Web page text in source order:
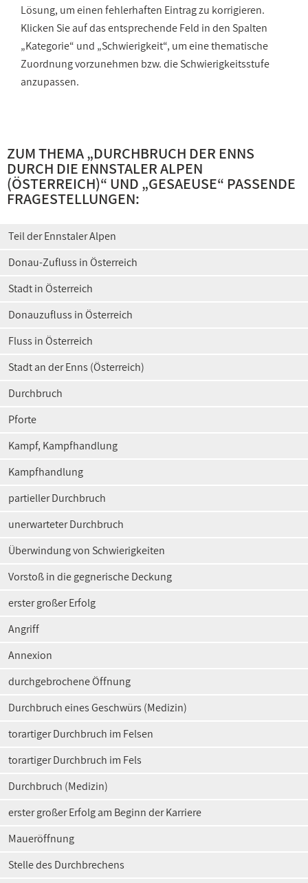
Lösung, um einen fehlerhaften Eintrag zu korrigieren.
Klicken Sie auf das entsprechende Feld in den Spalten
„Kategorie“ und „Schwierigkeit“, um eine thematische
Zuordnung vorzunehmen bzw. die Schwierigkeitsstufe
anzupassen.
ZUM THEMA „DURCHBRUCH DER ENNS
DURCH DIE ENNSTALER ALPEN
(ÖSTERREICH)“ UND „GESAEUSE“ PASSENDE
FRAGESTELLUNGEN:
Teil der Ennstaler Alpen
Donau-Zufluss in Österreich
Stadt in Österreich
Donauzufluss in Österreich
Fluss in Österreich
Stadt an der Enns (Österreich)
Durchbruch
Pforte
Kampf, Kampfhandlung
Kampfhandlung
partieller Durchbruch
unerwarteter Durchbruch
Überwindung von Schwierigkeiten
Vorstoß in die gegnerische Deckung
erster großer Erfolg
Angriff
Annexion
durchgebrochene Öffnung
Durchbruch eines Geschwürs (Medizin)
torartiger Durchbruch im Felsen
torartiger Durchbruch im Fels
Durchbruch (Medizin)
erster großer Erfolg am Beginn der Karriere
Maueröffnung
Stelle des Durchbrechens